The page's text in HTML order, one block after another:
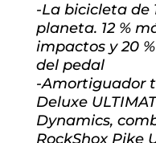
-La bicicleta de
planeta. 12 %
impactos y 20
del pedal
-Amortiguador
Deluxe
Dynamics,
RockShox Pike